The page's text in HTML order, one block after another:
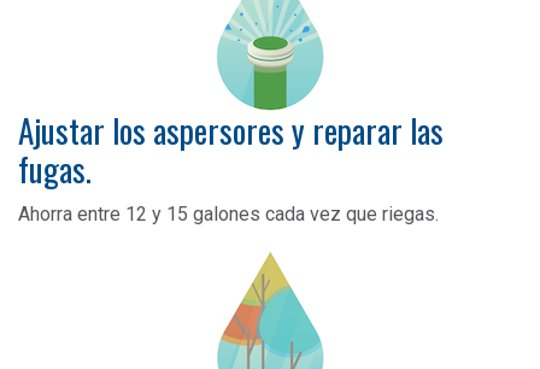
Ajustar los aspersores y reparar las
fugas.
Ahorra entre 12 y 15 galones cada vez que riegas.